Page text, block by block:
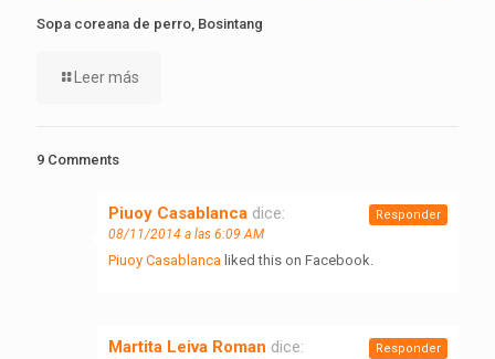
Sopa coreana de perro, Bosintang
Leer más
9 Comments
Piuoy Casablanca dice:
08/11/2014 a las 6:09 AM
Piuoy Casablanca liked this on Facebook.
Responder
Martita Leiva Roman dice: Responder